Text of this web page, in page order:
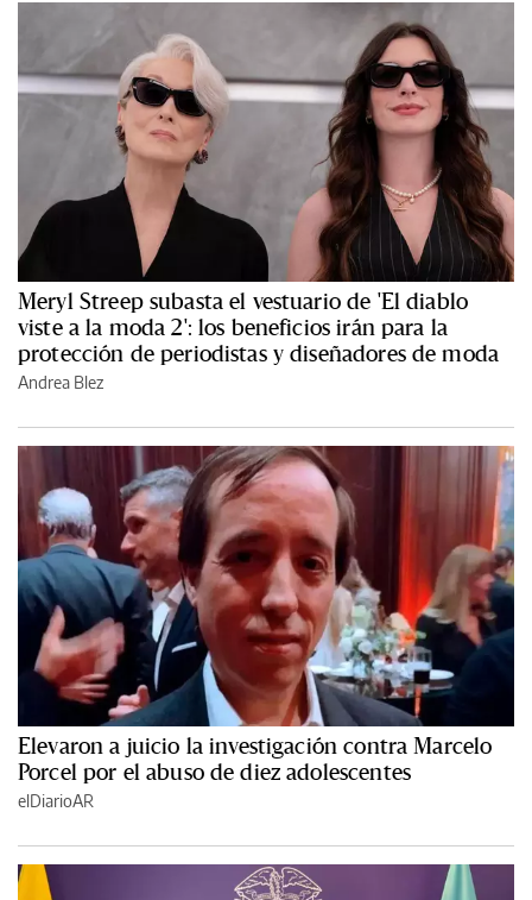
Meryl Streep subasta el vestuario de 'El diablo
viste a la moda 2': los beneficios irán para la
protección de periodistas y diseñadores de moda
Andrea Blez
Elevaron a juicio la investigación contra Marcelo
Porcel por el abuso de diez adolescentes
elDiarioAR